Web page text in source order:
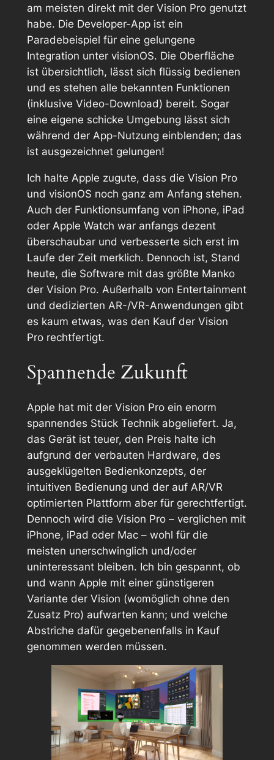
am meisten direkt mit der Vision Pro genutzt
habe. Die Developer-App ist ein
Paradebeispiel für eine gelungene
Integration unter visionOS. Die Oberfläche
ist übersichtlich, lässt sich flüssig bedienen
und es stehen alle bekannten Funktionen
(inklusive Video-Download) bereit. Sogar
eine eigene schicke Umgebung lässt sich
während der App-Nutzung einblenden; das
ist ausgezeichnet gelungen!
Ich halte Apple zugute, dass die Vision Pro
und visionOS noch ganz am Anfang stehen.
Auch der Funktionsumfang von iPhone, iPad
oder Apple Watch war anfangs dezent
überschaubar und verbesserte sich erst im
Laufe der Zeit merklich. Dennoch ist, Stand
heute, die Software mit das größte Manko
der Vision Pro. Außerhalb von Entertainment
und dedizierten AR-/VR-Anwendungen gibt
es kaum etwas, was den Kauf der Vision
Pro rechtfertigt.
Spannende Zukunft
Apple hat mit der Vision Pro ein enorm
spannendes Stück Technik abgeliefert. Ja,
das Gerät ist teuer, den Preis halte ich
aufgrund der verbauten Hardware, des
ausgeklügelten Bedienkonzepts, der
intuitiven Bedienung und der auf AR/VR
optimierten Plattform aber für gerechtfertigt.
Dennoch wird die Vision Pro – verglichen mit
iPhone, iPad oder Mac – wohl für die
meisten unerschwinglich und/oder
uninteressant bleiben. Ich bin gespannt, ob
und wann Apple mit einer günstigeren
Variante der Vision (womöglich ohne den
Zusatz Pro) aufwarten kann; und welche
Abstriche dafür gegebenenfalls in Kauf
genommen werden müssen.